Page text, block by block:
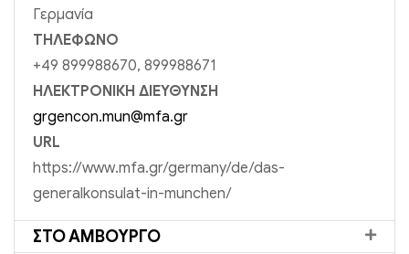
Γερμανία
ΤΗΛΕΦΩΝΟ
+49 899988670, 899988671
ΗΛΕΚΤΡΟΝΙΚΗ ΔΙΕΥΘΥΝΣΗ
grgencon.mun@mfa.gr
URL
https://www.mfa.gr/germany/de/das-
generalkonsulat-in-munchen/
ΣΤΟ ΑΜΒΟΎΡΓΟ